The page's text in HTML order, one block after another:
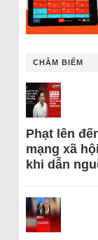
CHÂM BIẾM
Phạt lên
mạng xã
khi dẫn